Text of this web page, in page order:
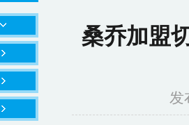
桑乔加盟
发